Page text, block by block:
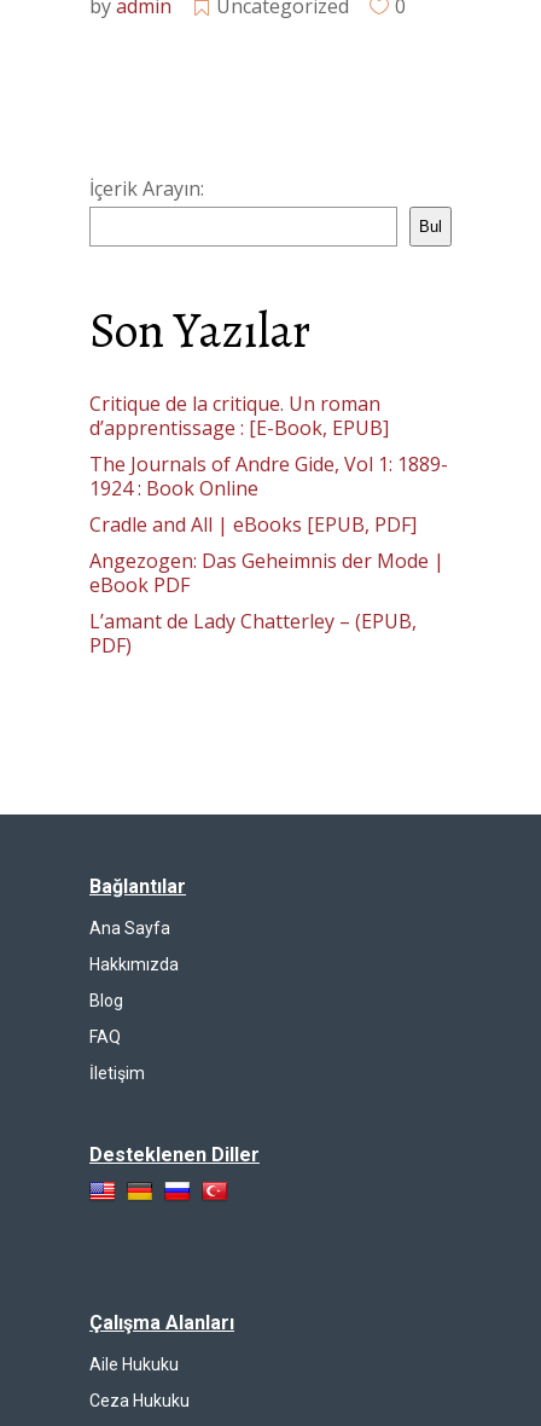
byadmin Uncategorized 0
İçerik Arayın:
Bul
Son Yazılar
Critique de la critique. Un roman
d’apprentissage : [E-Book, EPUB]
The Journals of Andre Gide, Vol 1: 1889-
1924 : Book Online
Cradle and All | eBooks [EPUB, PDF]
Angezogen: Das Geheimnis der Mode |
eBook PDF
L’amant de Lady Chatterley – (EPUB,
PDF)
Bağlantılar
Ana Sayfa
Hakkımızda
Blog
FAQ
İletişim
Desteklenen Diller
Çalışma Alanları
Aile Hukuku
Ceza Hukuku